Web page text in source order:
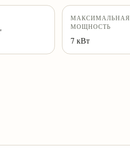
МАКСИМАЛЬНАЯ
МОЩНОСТЬ
7 кВт